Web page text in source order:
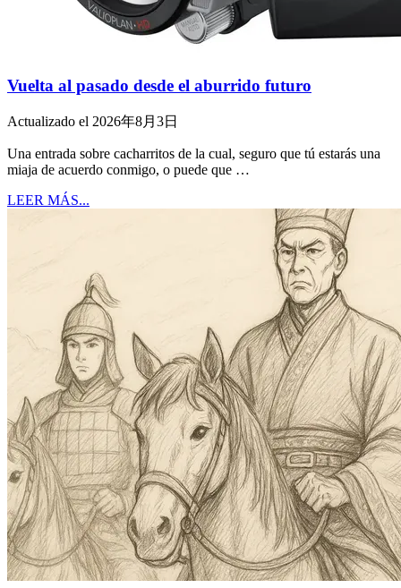
Vuelta al pasado desde el aburrido futuro
Actualizado el 2026年8月3日
Una entrada sobre cacharritos de la cual, seguro que tú estarás una
miaja de acuerdo conmigo, o puede que …
LEER MÁS...